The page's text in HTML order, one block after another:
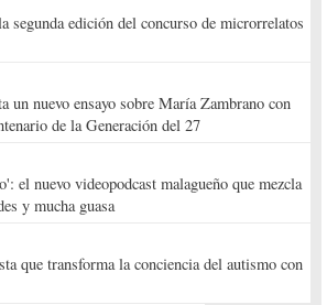
segunda edición del concurso de microrrelatos
un nuevo ensayo sobre María Zambrano con
de la Generación del 27
el nuevo videopodcast malagueño que mezcla
y mucha guasa
que transforma la conciencia del autismo con